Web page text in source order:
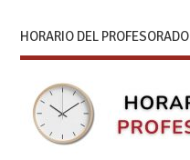
HORARIO DEL PROFESORADO